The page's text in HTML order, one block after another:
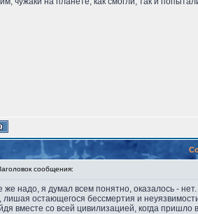
сообщения:
же надо, я думал всем понятно, оказалось -
остающегося бессмертия и
вместе со всей цивилизацией, когда